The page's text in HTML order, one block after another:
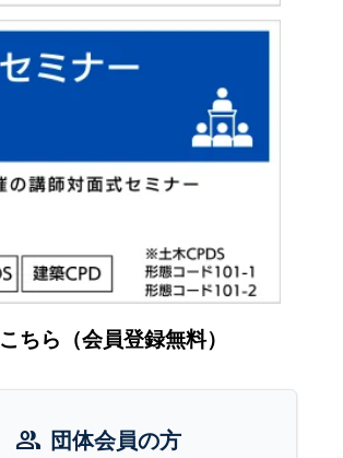
ちら（会員登録無料）
group 団体会員の方